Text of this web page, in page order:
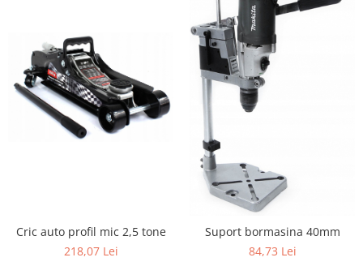
Cric auto profil mic 2,5 tone
218,07 Lei
Suport bormasina 40mm
84,73 Lei